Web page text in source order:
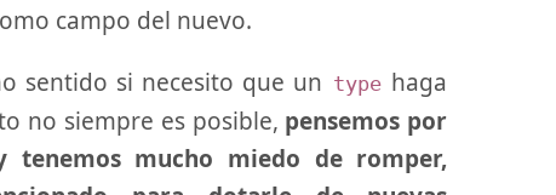
campo del nuevo.
sentido si necesito que un type haga
no siempre es posible, pensemos por
mucho miedo de romper,